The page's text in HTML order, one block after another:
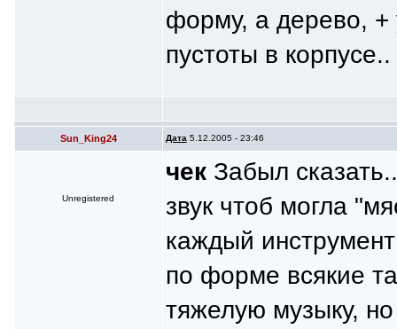
форму, а дерево, +
пустоты в корпусе..
Sun_King24 Дата 5.12.2005 - 23:46
Unregistered
чекЗабыл
звук чтоб могла
каждый
по форме всякие
тяжелую музыку,